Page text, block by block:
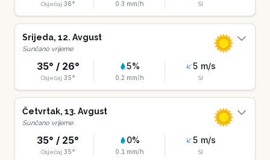
Osjećaj 36° 0.3 mm/h SI
Srijeda, 12. Avgust
Sunčano vrijeme
35° / 26°
Osjećaj 35°
5%
0.2 mm/h
5 m/s
SI
Četvrtak, 13. Avgust
Sunčano vrijeme
35° / 25°
Osjećaj 35°
0%
0.1 mm/h
5 m/s
SI